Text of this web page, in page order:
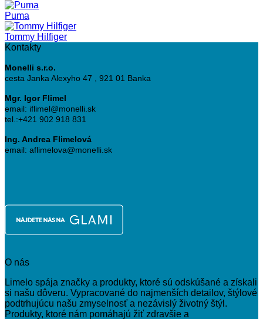
Puma
Tommy Hilfiger
Kontakty
Monelli s.r.o.
cesta Janka Alexyho 47 , 921 01 Banka
Mgr. Igor Flimel
email: iflimel@monelli.sk
tel.:+421 902 918 831
Ing. Andrea Flimelová
email: aflimelova@monelli.sk
O nás
Limelo spája značky a produkty, ktoré sú odskúšané a získali
si našu dôveru. Vypracované do najmenších detailov, štýlové
podtrhujúcu našu zmyselnosť a nezávislý životný štýl.
Produkty, ktoré nám pomáhajú žiť zdravšie a